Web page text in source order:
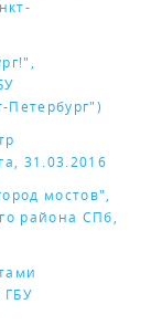
Петербург")
31.03.2016
мостов",
района СПб,
ГБУ